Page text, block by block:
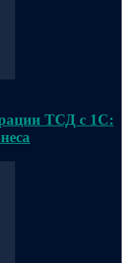
ТСД с 1С: